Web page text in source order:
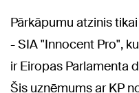
Pārkāpumu atzinis
- SIA "Innocent Pro",
ir Eiropas Parlamenta
Šis uzņēmums ar KP